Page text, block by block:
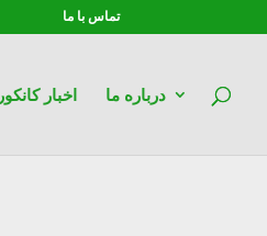
تماس با ما
اخبار کانکور درباره ما